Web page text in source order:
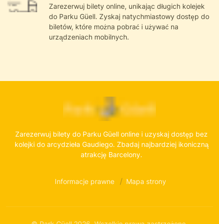
Zarezerwuj bilety online, unikając długich kolejek
do Parku Güell. Zyskaj natychmiastowy dostęp do
biletów, które można pobrać i używać na
urządzeniach mobilnych.
Zarezerwuj bilety do Parku Güell online i uzyskaj dostęp bez
kolejki do arcydzieła Gaudiego. Zbadaj najbardziej ikoniczną
atrakcję Barcelony.
Informacje prawne Mapa strony